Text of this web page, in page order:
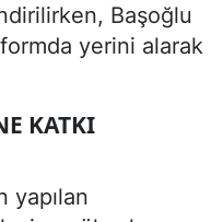
Başoğlu
yerini alarak
KATKI
yapılan